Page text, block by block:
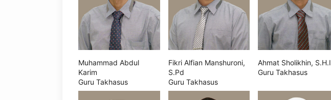
Muhammad Abdul
Karim
Guru Takhasus
Fikri Alfian Manshuroni,
S.Pd
Guru Takhasus
Ahmat Sholikhin, S.H.I
Guru Takhasus